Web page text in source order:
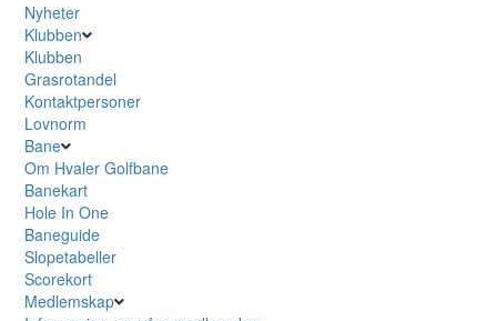
Nyheter
Klubben
Klubben
Grasrotandel
Kontaktpersoner
Lovnorm
Bane
Om Hvaler Golfbane
Banekart
Hole In One
Baneguide
Slopetabeller
Scorekort
Medlemskap